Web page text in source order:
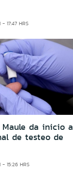
- 17:47 HRS
Maule da inicio a
de testeo de
- 15:26 HRS